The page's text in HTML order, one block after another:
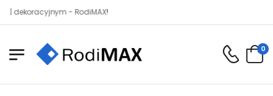
- RodiMAX!
0